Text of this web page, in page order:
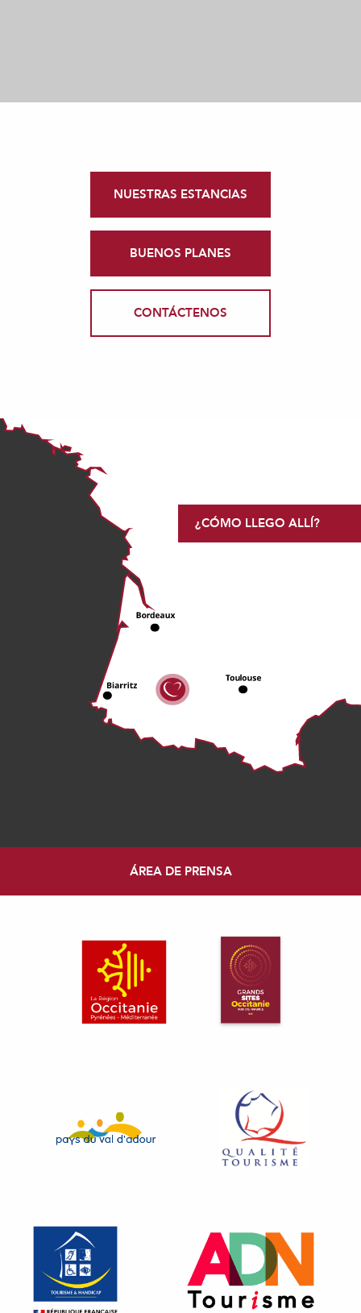
NUESTRAS ESTANCIAS
BUENOS PLANES
CONTÁCTENOS
¿CÓMO LLEGO ALLÍ?
ÁREA DE PRENSA